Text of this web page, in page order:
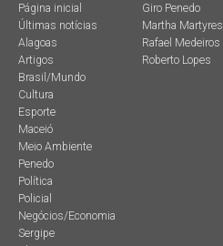
Página inicial
Últimas notícias
Alagoas
Artigos
Brasil/Mundo
Cultura
Esporte
Maceió
Meio Ambiente
Penedo
Política
Policial
Negócios/Economia
Sergipe
Giro Penedo
Martha Martyres
Rafael Medeiros
Roberto Lopes